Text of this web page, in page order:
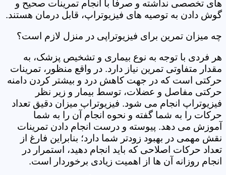
های تخصصی نداشته و صرفاً با انجام تمرینات صحیح و
گوش دادن به توصیه های فیزیوتراپ، قابل درمان هستند.
چه میزان تمرین برای فیزیوتراپی در منزل لازم است؟
هر فردی با توجه به نوع بیماری و تشخیص پزشک، به
مقدار متفاوتی تمرین نیاز دارد. در واقع منظور، تمرینات
حرکتی است که در جهت کاهش درد و بیشتر کردن دامنه
حرکتی مفاصل و عضلات، توسط بیمار و زیر نظر
فیزیوتراپ انجام می شود. فیزیوتراپ میزان دقیق تعداد
حرکات را به شما گفته و نحوه انجام آن را به شما
آموزش می دهد. پیوسته و درست انجام دادن تمرینات
نقش مهمی در بهبود زودتر شما دارد؛ بنابراین فارغ از
تعداد حرکات اصلاحی که باید انجام دهید، استمرار در
انجام روزانه آن ها از اهمیت زیادی برخوردار است.